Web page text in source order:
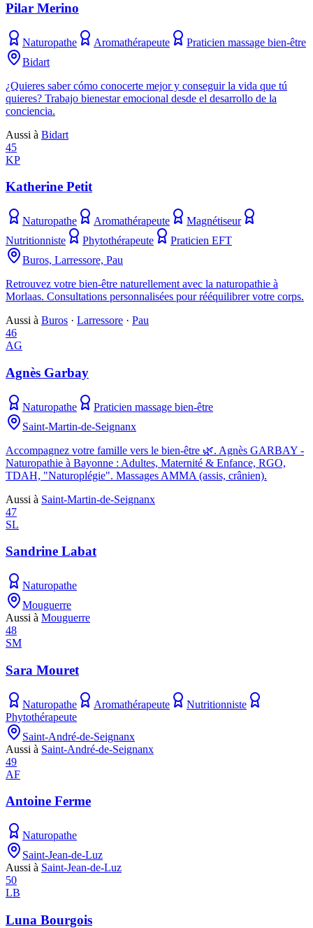
Pilar Merino
Naturopathe Aromathérapeute
Praticien massage bien-être
Bidart
¿Quieres saber cómo conocerte mejor y conseguir la vida que tú
quieres? Trabajo bienestar emocional desde el desarrollo de la
conciencia.
Aussi à Bidart
45
KP
Katherine Petit
Naturopathe Aromathérapeute
Magnétiseur
Nutritionniste
Phytothérapeute
Praticien EFT
Buros, Larressore, Pau
Retrouvez votre bien-être naturellement avec la naturopathie à
Morlaas. Consultations personnalisées pour rééquilibrer votre corps.
Aussi à Buros · Larressore · Pau
46
AG
Agnès Garbay
Naturopathe
Praticien massage bien-être
Saint-Martin-de-Seignanx
Accompagnez votre famille vers le bien-être 🌿. Agnès GARBAY -
Naturopathie à Bayonne : Adultes, Maternité & Enfance, RGO,
TDAH, "Naturoplégie". Massages AMMA (assis, crânien).
Aussi à Saint-Martin-de-Seignanx
47
SL
Sandrine Labat
Naturopathe
Mouguerre
Aussi à Mouguerre
48
SM
Sara Mouret
Naturopathe Aromathérapeute
Nutritionniste
Phytothérapeute
Saint-André-de-Seignanx
Aussi à Saint-André-de-Seignanx
49
AF
Antoine Ferme
Naturopathe
Saint-Jean-de-Luz
Aussi à Saint-Jean-de-Luz
50
LB
Luna Bourgois